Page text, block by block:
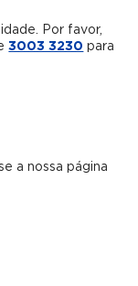
Por favor,
3003 3230 para
a nossa página